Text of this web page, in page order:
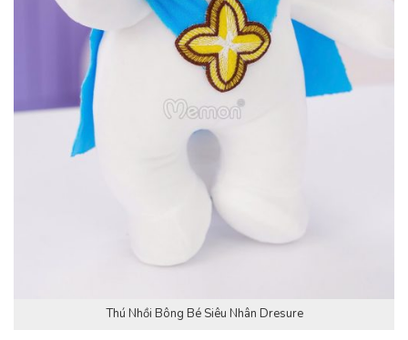
Thú Nhồi Bông Bé Siêu Nhân Dresure